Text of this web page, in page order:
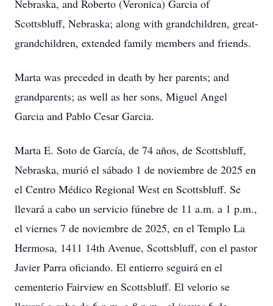
Nebraska, and Roberto (Veronica) Garcia of
Scottsbluff, Nebraska; along with grandchildren, great-
grandchildren, extended family members and friends.
Marta was preceded in death by her parents; and
grandparents; as well as her sons, Miguel Angel
Garcia and Pablo Cesar Garcia.
Marta E. Soto de García, de 74 años, de Scottsbluff,
Nebraska, murió el sábado 1 de noviembre de 2025 en
el Centro Médico Regional West en Scottsbluff. Se
llevará a cabo un servicio fúnebre de 11 a.m. a 1 p.m.,
el viernes 7 de noviembre de 2025, en el Templo La
Hermosa, 1411 14th Avenue, Scottsbluff, con el pastor
Javier Parra oficiando. El entierro seguirá en el
cementerio Fairview en Scottsbluff. El velorio se